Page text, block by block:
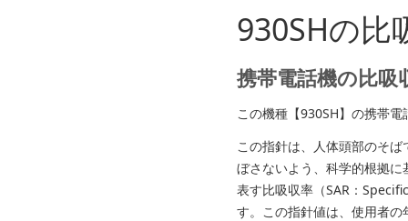
930SHの比
携帯電話機の比
この機種【930SH】の携帯
この指針は、人体頭部のそ
ぼさないよう、科学的根拠
表す比吸収率（SAR：
す。この指針値は、使用者